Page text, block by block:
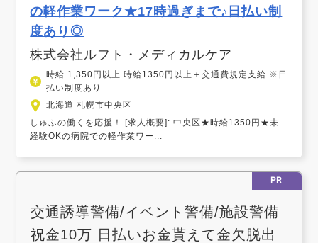
の軽作業ワーク★17時過ぎまで♪日払い制
度あり◎
株式会社ルフト・メディカルケア
時給 1,350円以上 時給1350円以上＋交通費規定支給 ※日
払い制度あり
北海道 札幌市中央区
しゅふの働くを応援！ [求人概要]: 中央区★時給1350円★未
経験OKの病院での軽作業ワー...
PR
交通誘導警備/イベント警備/施設警備
祝金10万 日払いお金貰えて金欠脱出